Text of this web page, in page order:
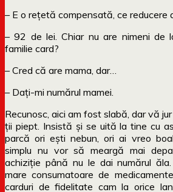
– E o rețetă compensată, ce reducere
– 92 de lei. Chiar nu are nimeni de
familie card?
– Cred că are mama, dar…
– Dați-mi numărul mamei.
Recunosc, aici am fost slabă, dar vă
ții piept. Insistă și se uită la tine cu
parcă ori ești nebun, ori ai vreo
simplu nu vor să meargă mai
achiziție până nu le dai numărul
mare consumatoare de
carduri de fidelitate cam la orice